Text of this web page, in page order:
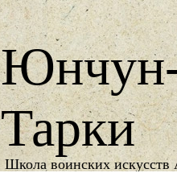
Тарки
Школа воинских искусств